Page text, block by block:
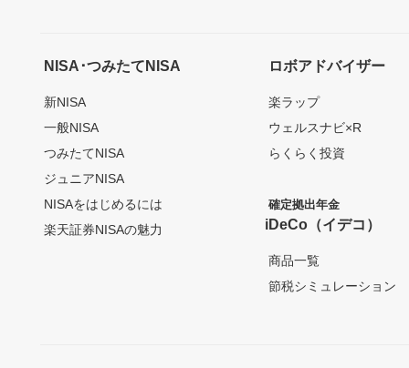
NISA･つみたてNISA
新NISA
一般NISA
つみたてNISA
ジュニアNISA
NISAをはじめるには
楽天証券NISAの魅力
ロボアドバイザー
楽ラップ
ウェルスナビ×R
らくらく投資
確定拠出年金
iDeCo（イデコ）
商品一覧
節税シミュレーション